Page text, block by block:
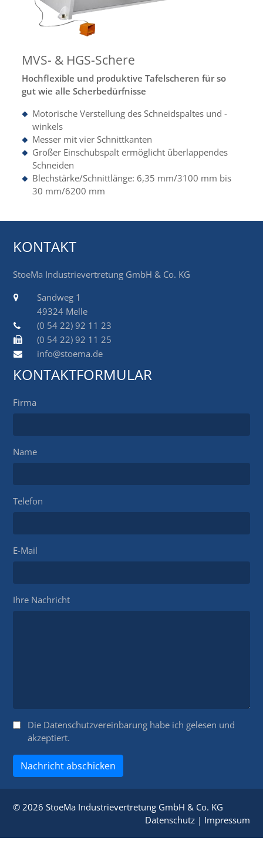
MVS- & HGS-Schere
Hochflexible und produktive Tafelscheren für so
gut wie alle Scherbedürfnisse
Motorische Verstellung des Schneidspaltes und -
winkels
Messer mit vier Schnittkanten
Großer Einschubspalt ermöglicht überlappendes
Schneiden
Blechstärke/Schnittlänge: 6,35 mm/3100 mm bis
30 mm/6200 mm
KONTAKT
StoeMa Industrievertretung GmbH & Co. KG
Sandweg 1
49324 Melle
(0 54 22) 92 11 23
(0 54 22) 92 11 25
info@stoema.de
KONTAKTFORMULAR
Firma
Name
Telefon
E-Mail
Ihre Nachricht
Die Datenschutzvereinbarung habe ich gelesen und
akzeptiert.
Nachricht abschicken
© 2026 StoeMa Industrievertretung GmbH & Co. KG
Datenschutz| Impressum